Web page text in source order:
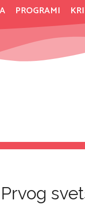
PROGRAMI